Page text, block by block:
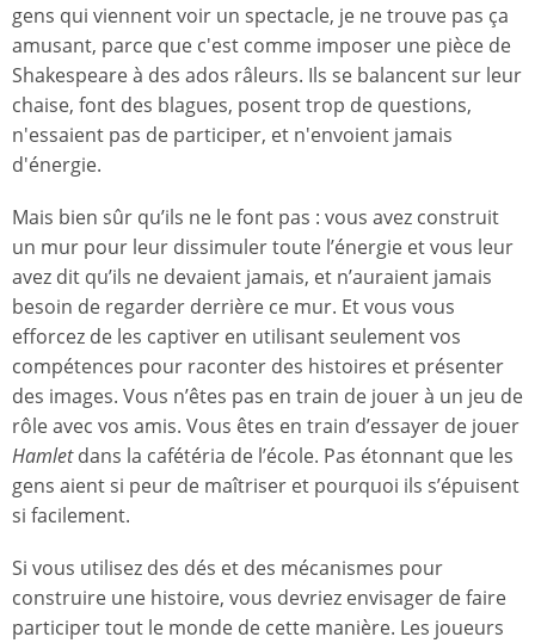
gens qui viennent voir un spectacle, je ne trouve pas ça
amusant, parce que c'est comme imposer une pièce de
Shakespeare à des ados râleurs. Ils se balancent sur leur
chaise, font des blagues, posent trop de questions,
n'essaient pas de participer, et n'envoient jamais
d'énergie.
Mais bien sûr qu’ils ne le font pas : vous avez construit
un mur pour leur dissimuler toute l’énergie et vous leur
avez dit qu’ils ne devaient jamais, et n’auraient jamais
besoin de regarder derrière ce mur. Et vous vous
efforcez de les captiver en utilisant seulement vos
compétences pour raconter des histoires et présenter
des images. Vous n’êtes pas en train de jouer à un jeu de
rôle avec vos amis. Vous êtes en train d’essayer de jouer
Hamletdans la cafétéria de l’école. Pas étonnant que les
gens aient si peur de maîtriser et pourquoi ils s’épuisent
si facilement.
Si vous utilisez des dés et des mécanismes pour
construire une histoire, vous devriez envisager de faire
participer tout le monde de cette manière. Les joueurs